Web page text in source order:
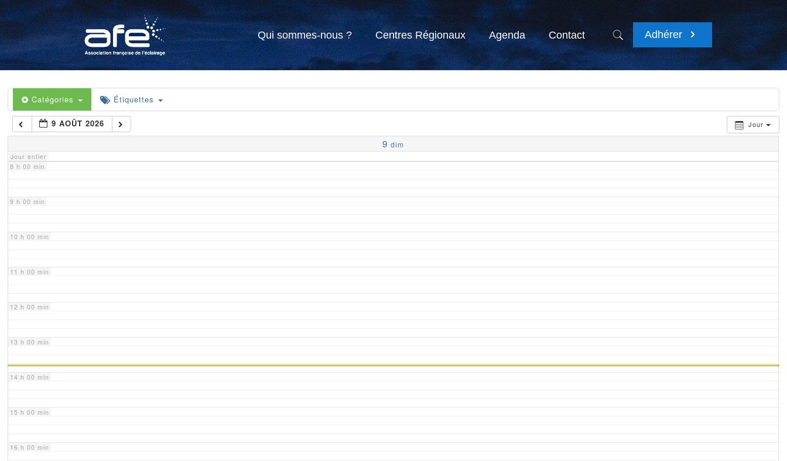
Qui sommes-nous ? Centres Régionaux Agenda Contact Adhérer
Catégories Étiquettes
Jour
9 AOÛT 2026
9 dim
Jour entier
4 h 00 min
5 h 00 min
6 h 00 min
7 h 00 min
8 h 00 min
9 h 00 min
10 h 00 min
11 h 00 min
12 h 00 min
13 h 00 min
14 h 00 min
15 h 00 min
16 h 00 min